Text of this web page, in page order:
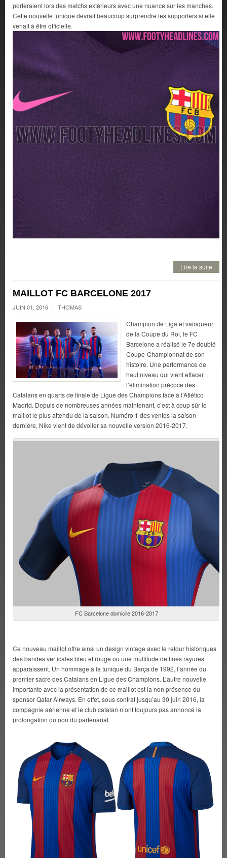
porteraient lors des matchs extérieurs avec une nuance sur les manches.
Cette nouvelle tunique devrait beaucoup surprendre les supporters si elle
venait à être officielle.
Lire la suite
MAILLOT FC BARCELONE 2017
JUIN 01, 2016 THOMAS
Champion de Liga et vainqueur
de la Coupe du Roi, le FC
Barcelone a réalisé le 7e doublé
Coupe-Championnat de son
histoire. Une performance de
haut niveau qui vient effacer
l’élimination précoce des
Catalans en quarts de finale de Ligue des Champions face à l’Atlético
Madrid. Depuis de nombreuses années maintenant, c’est à coup sûr le
maillot le plus attendu de la saison. Numéro 1 des ventes la saison
dernière, Nike vient de dévoiler sa nouvelle version 2016-2017.
FC Barcelone domicile 2016-2017
Ce nouveau maillot offre ainsi un design vintage avec le retour historiques
des bandes verticales bleu et rouge ou une multitude de fines rayures
apparaissent. Un hommage à la tunique du Barça de 1992, l’année du
premier sacre des Catalans en Ligue des Champions. L’autre nouvelle
importante avec la présentation de ce maillot est la non présence du
sponsor Qatar Airways. En effet, sous contrat jusqu’au 30 juin 2016, la
compagnie aérienne et le club catalan n’ont toujours pas annoncé la
prolongation ou non du partenariat.